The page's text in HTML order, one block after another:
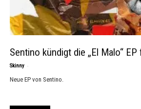
Sentino kündigt die „El Malo“
Skinny -
Neue EP von Sentino.